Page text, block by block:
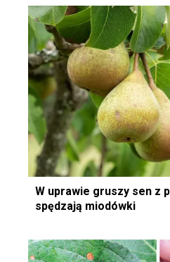
W uprawie gruszy sen z
spędzają miodówki